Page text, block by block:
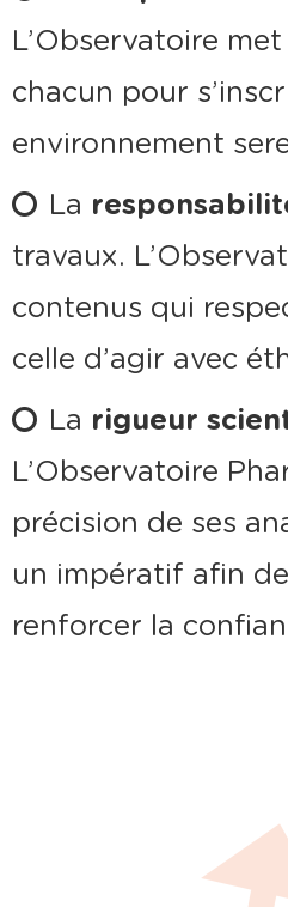
L’Observatoire
chacun pour
environnement
La
travaux.
contenus qui
celle d’agir avec
La rigueur
L’Observatoire
précision de ses
un impératif afin
renforcer la